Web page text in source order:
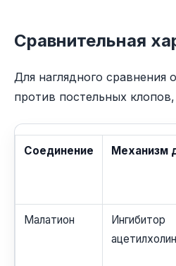
Сравнительная
Для наглядного
против постельных
Соединение Механизм
Малатион
Ингибитор